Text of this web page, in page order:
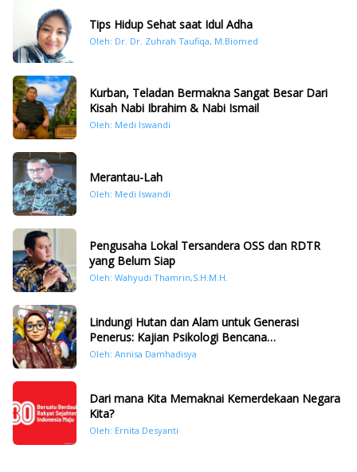
Tips Hidup Sehat saat Idul Adha
Oleh: Dr. Dr. Zuhrah Taufiqa, M.Biomed
Kurban, Teladan Bermakna Sangat Besar Dari
Kisah Nabi Ibrahim & Nabi Ismail
Oleh: Medi Iswandi
Merantau-Lah
Oleh: Medi Iswandi
Pengusaha Lokal Tersandera OSS dan RDTR
yang Belum Siap
Oleh: Wahyudi Thamrin,S.H.M.H.
Lindungi Hutan dan Alam untuk Generasi
Penerus: Kajian Psikologi Bencana
Hidrometeorologi di Sumatera Pasca Tragedi
Oleh: Annisa Damhadisya
Dari mana Kita Memaknai Kemerdekaan Negara
Kita?
Oleh: Ernita Desyanti